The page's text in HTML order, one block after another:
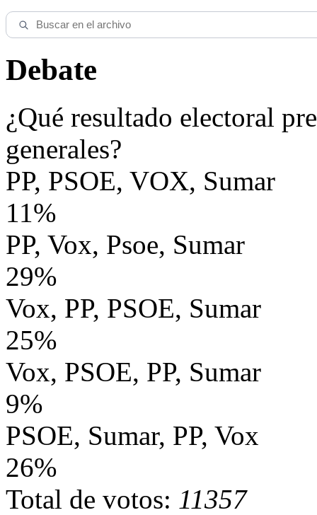
Debate
¿Qué resultado electoral
generales?
PP, PSOE, VOX, Sumar
11%
PP, Vox, Psoe, Sumar
29%
Vox, PP, PSOE, Sumar
25%
Vox, PSOE, PP, Sumar
9%
PSOE, Sumar, PP, Vox
26%
Total de votos: 11357